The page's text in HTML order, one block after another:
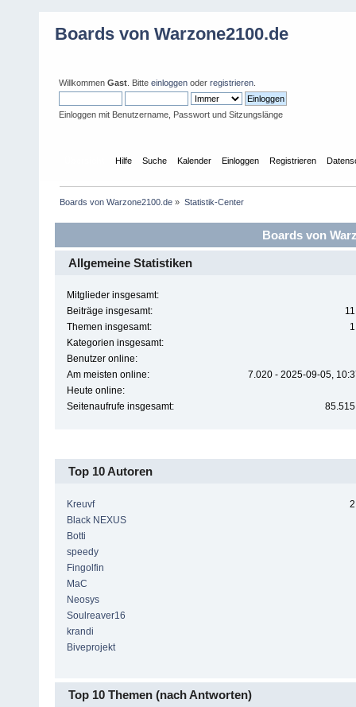
Boards von Warzone2100.de
Willkommen Gast . Bitte einloggen oder registrieren
Einloggen mit Benutzername, Passwort und Sitzungslänge
Hilfe Suche Kalender Einloggen Registrieren
Boards von Warzone2100.de » Statistik-Center
Boards von
Allgemeine Statistiken
Mitglieder insgesamt:
Beiträge insgesamt:
Themen insgesamt:
Kategorien insgesamt:
Benutzer online:
Am meisten online:
7.020 - 2025-09-05,
Heute online:
Seitenaufrufe insgesamt:
Top 10 Autoren
Kreuvf
Black NEXUS
Botti
speedy
Fingolfin
MaC
Neosys
Soulreaver16
krandi
Biveprojekt
Top 10 Themen (nach Antworten)